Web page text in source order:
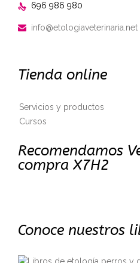
 696 986 980
 info@etologiaveterinaria.net
Tienda online
Servicios y productos
Cursos
Recomendamos
compra X7H2
Conoce nuestros